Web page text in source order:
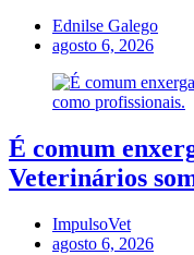
Ednilse Galego
agosto 6, 2026
É comum
Veterinários
ImpulsoVet
agosto 6, 2026